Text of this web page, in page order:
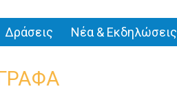
Δράσεις Νέα & Εκδηλώσεις